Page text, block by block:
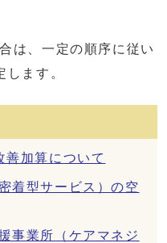
は、一定の順序に従い
ます。
善加算について
着型サービス）の空
事業所（ケアマネジ